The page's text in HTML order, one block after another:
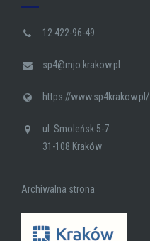
12 422-96-49
sp4@mjo.krakow.pl
https://www.sp4krakow.pl/
ul. Smoleńsk 5-7
31-108 Kraków
Archiwalna strona